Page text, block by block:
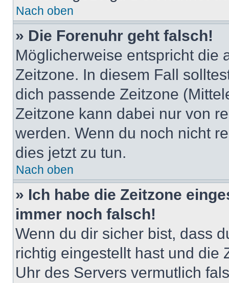
Nach oben
» Die Forenuhr geht falsch!
Möglicherweise entspricht die
Zeitzone. In diesem Fall
dich passende Zeitzone
Zeitzone kann dabei nur von
werden. Wenn du noch nicht
dies jetzt zu tun.
Nach oben
» Ich habe die Zeitzone
immer noch falsch!
Wenn du dir sicher bist, dass
richtig eingestellt hast und die
Uhr des Servers vermutlich